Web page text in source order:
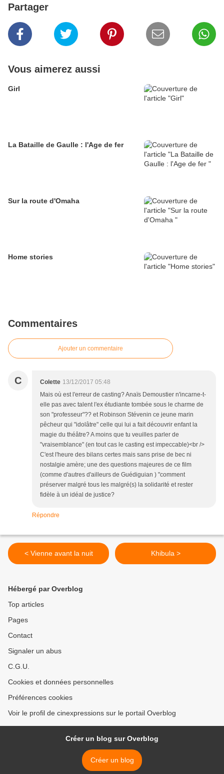
Partager
Vous aimerez aussi
Girl
La Bataille de Gaulle : l'Age de fer
Sur la route d'Omaha
Home stories
Commentaires
Ajouter un commentaire
C Colette 13/12/2017 05:48
Mais où est l'erreur de casting? Anaïs Demoustier n'incarne-t-
elle pas avec talent l'ex étudiante tombée sous le charme de
son "professeur"?? et Robinson Stévenin ce jeune marin
pêcheur qui "idolâtre" celle qui lui a fait découvrir enfant la
magie du théâtre? A moins que tu veuilles parler de
"vraisemblance" (en tout cas le casting est impeccable)<br />
C'est l'heure des bilans certes mais sans prise de bec ni
nostalgie amère; une des questions majeures de ce film
(comme d'autres d'ailleurs de Guédiguian ) "comment
préserver malgré tous les malgré(s) la solidarité et rester
fidèle à un idéal de justice?
Répondre
< Vienne avant la nuit Khibula >
Hébergé par Overblog
Top articles
Pages
Contact
Signaler un abus
C.G.U.
Cookies et données personnelles
Préférences cookies
Voir le profil de cinexpressions sur le portail Overblog
Créer un blog sur Overblog
Créer un blog